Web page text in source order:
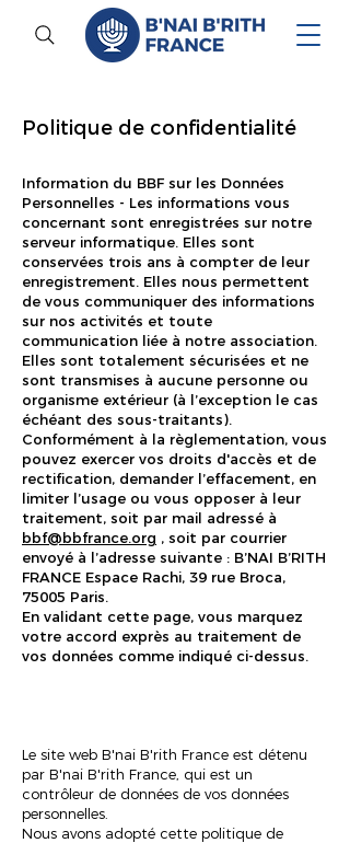
Politique de confidentialité
Information du BBF sur les Données
Personnelles - Les informations vous
concernant sont enregistrées sur notre
serveur informatique. Elles sont
conservées trois ans à compter de leur
enregistrement. Elles nous permettent
de vous communiquer des informations
sur nos activités et toute
communication liée à notre association.
Elles sont totalement sécurisées et ne
sont transmises à aucune personne ou
organisme extérieur (à l’exception le cas
échéant des sous-traitants).
Conformément à la règlementation, vous
pouvez exercer vos droits d'accès et de
rectification, demander l’effacement, en
limiter l’usage ou vous opposer à leur
traitement, soit par mail adressé à
bbf@bbfrance.org , soit par courrier
envoyé à l’adresse suivante : B’NAI B’RITH
FRANCE Espace Rachi, 39 rue Broca,
75005 Paris.
En validant cette page, vous marquez
votre accord exprès au traitement de
vos données comme indiqué ci-dessus.
Le site web B'nai B'rith France est détenu
par B'nai B'rith France, qui est un
contrôleur de données de vos données
personnelles.
Nous avons adopté cette politique de